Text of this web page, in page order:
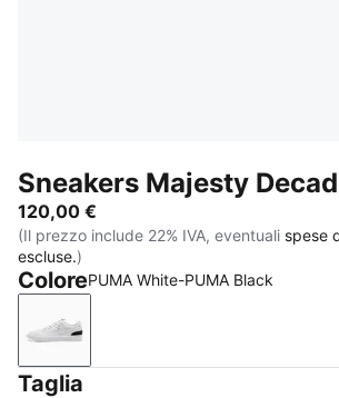
Sneakers Majesty
120,00 €
(Il prezzo include 22% IVA, eventuali spese
escluse.)
ColorePUMA White-PUMA Black
PUMA White-PUMA Black
Taglia